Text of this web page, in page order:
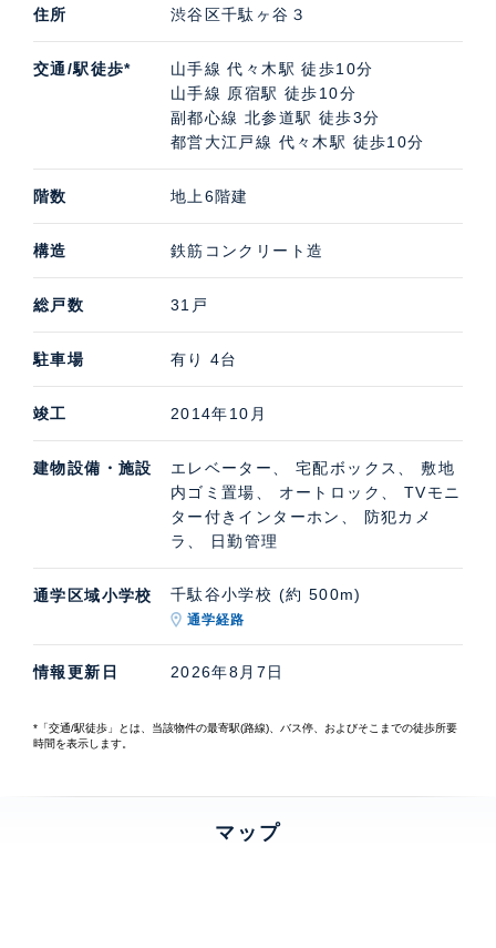
住所 渋谷区千駄ヶ谷３
交通/駅徒歩*
山手線 代々木駅 徒歩10分
山手線 原宿駅 徒歩10分
副都心線 北参道駅 徒歩3分
都営大江戸線 代々木駅 徒歩10分
階数 地上6階建
構造 鉄筋コンクリート造
総戸数 31戸
駐車場 有り 4台
竣工 2014年10月
建物設備・施設
エレベーター、 宅配ボックス、 敷地
内ゴミ置場、 オートロック、 TVモニ
ター付きインターホン、 防犯カメ
ラ、 日勤管理
通学区域小学校 千駄谷小学校 (約 500m)
通学経路
情報更新日 2026年8月7日
*「交通/駅徒歩」とは、当該物件の最寄駅(路線)、バス停、およびそこまでの徒歩所要
時間を表示します。
マップ